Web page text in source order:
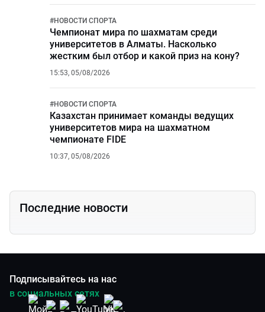
#НОВОСТИ СПОРТА
Чемпионат мира по шахматам среди
университетов в Алматы. Насколько
жестким был отбор и какой приз на кону?
15:53, 05/08/2026
#НОВОСТИ СПОРТА
Казахстан принимает команды ведущих
университетов мира на шахматном
чемпионате FIDE
10:37, 05/08/2026
Последние новости
Подписывайтесь на нас
в социальных сетях